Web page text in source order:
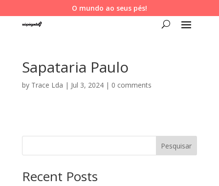
O mundo ao seus pés!
Sapataria Paulo
by Trace Lda | Jul 3, 2024| 0 comments
Pesquisar
Recent Posts